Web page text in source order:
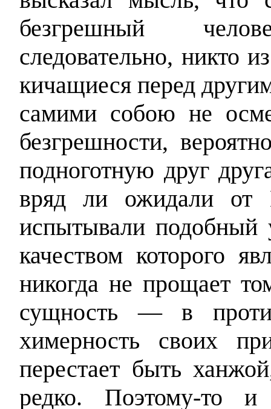
безгрешный
следовательно, никто
кичащиеся перед
самими собою не
безгрешности,
подноготную друг
вряд ли ожидали от
испытывали подобный
качеством которого
никогда не прощает
сущность — в
химерность своих
перестает быть
редко. Поэтому-то